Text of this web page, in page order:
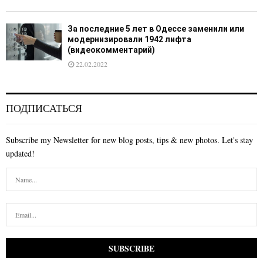
За последние 5 лет в Одессе заменили или
модернизировали 1942 лифта
(видеокомментарий)
22.02.2022
ПОДПИСАТЬСЯ
Subscribe my Newsletter for new blog posts, tips & new photos. Let's stay
updated!